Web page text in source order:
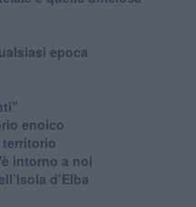
epoca
enoico
territorio
intorno a noi
d’Elba